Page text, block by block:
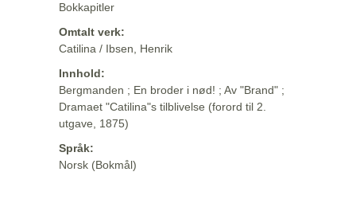
Bokkapitler
Omtalt verk:
Catilina / Ibsen, Henrik
Innhold:
Bergmanden ; En broder i nød! ; Av "Brand" ;
Dramaet "Catilina"s tilblivelse (forord til 2.
utgave, 1875)
Språk:
Norsk (Bokmål)